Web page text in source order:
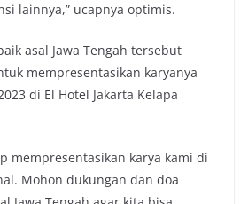
lainnya,” ucapnya optimis.
asal Jawa Tengah tersebut
mempresentasikan karyanya
di El Hotel Jakarta Kelapa
mempresentasikan karya kami di
Mohon dukungan dan doa